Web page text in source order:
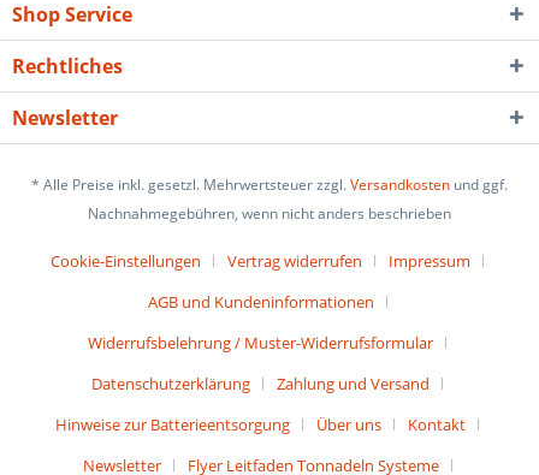
Shop Service
Rechtliches
Newsletter
* Alle Preise inkl. gesetzl. Mehrwertsteuer zzgl.Versandkosten und ggf.
Nachnahmegebühren, wenn nicht anders beschrieben
Cookie-Einstellungen Vertrag widerrufen
Impressum
AGB und Kundeninformationen
Widerrufsbelehrung / Muster-Widerrufsformular
Datenschutzerklärung
Zahlung und Versand
Hinweise zur Batterieentsorgung
Über uns
Kontakt
Newsletter
Flyer Leitfaden Tonnadeln Systeme